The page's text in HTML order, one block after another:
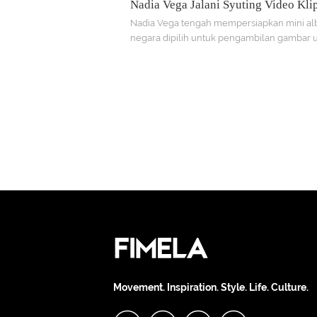
Nadia Vega Jalani Syuting Video
Negara
Nadia Vega tengah mempersiapkan mini
negara dipilih untuk pengambilan gambar
Movement. Inspiration. Style. Life. Culture.